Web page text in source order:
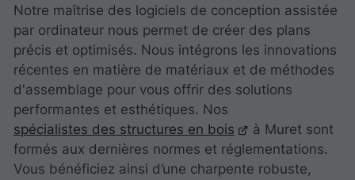
Notre maîtrise des logiciels de conception assistée
par ordinateur nous permet de créer des plans
précis et optimisés. Nous intégrons les innovations
récentes en matière de matériaux et de méthodes
d'assemblage pour vous offrir des solutions
performantes et esthétiques. Nos
spécialistes des structures en bois
à Muret sont
formés aux dernières normes et réglementations.
Vous bénéficiez ainsi d’une charpente robuste,